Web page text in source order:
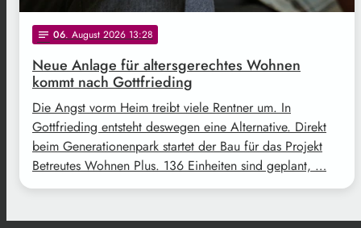
notes 06. August 2026 13:28
Neue Anlage für altersgerechtes Wohnen
kommt nach Gottfrieding
Die Angst vorm Heim treibt viele Rentner um. In
Gottfrieding entsteht deswegen eine Alternative. Direkt
beim Generationenpark startet der Bau für das Projekt
Betreutes Wohnen Plus. 136 Einheiten sind geplant, …